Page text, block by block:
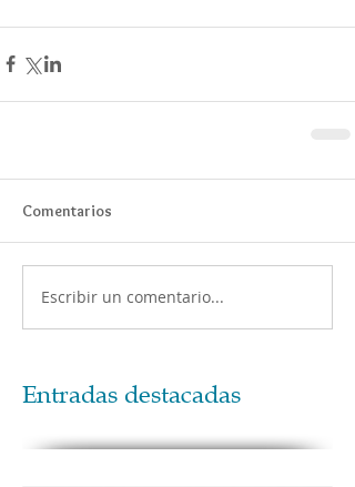
Comentarios
Escribir un comentario...
Entradas destacadas